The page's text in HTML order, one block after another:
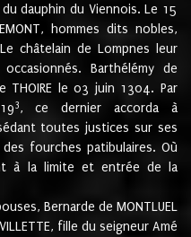
dauphin du Viennois. Le 15
hommes dits nobles,
châtelain de Lompnes leur
Barthélémy de
THOIRE le 03 juin 1304. Par
3, ce dernier accorda à
toutes justices sur ses
fourches patibulaires. Où
à la limite et entrée de la
Bernarde de MONTLUEL
fille du seigneur Amé